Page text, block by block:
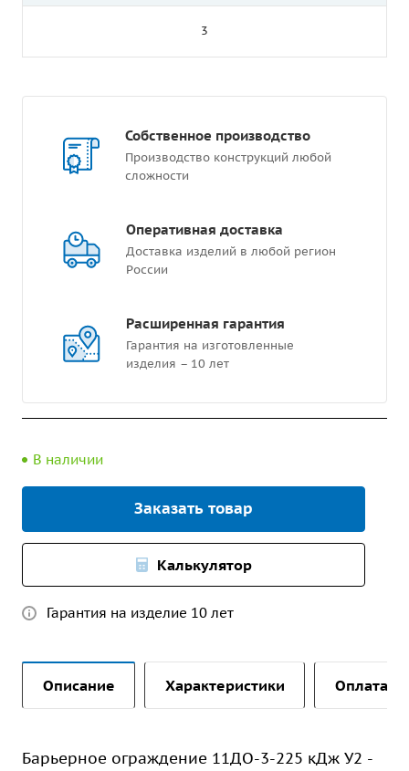
3
Собственное производство
Производство конструкций любой
сложности
Оперативная доставка
Доставка изделий в любой регион
России
Расширенная гарантия
Гарантия на изготовленные
изделия – 10 лет
В наличии
Заказать товар
Калькулятор
Гарантия на изделие 10 лет
Описание Характеристики Оплата и
Барьерное ограждение 11ДО-3-225 кДж У2 -